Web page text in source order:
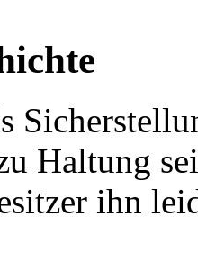
Haltung
ihn